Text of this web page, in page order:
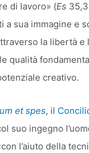
di lavoro» (Es
a sua immagine e
la libertà e
qualità
creativo.
et spes, il
suo ingegno
l’aiuto della